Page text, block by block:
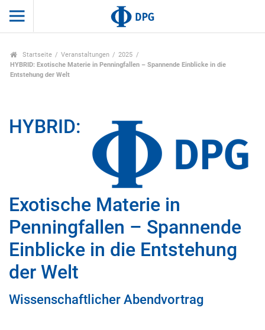
Startseite Veranstaltungen
2025
HYBRID: Exotische Materie in Penningfallen – Spannende Einblicke in die
Entstehung der Welt
HYBRID:
Exotische Materie in
Penningfallen – Spannende
Einblicke in die Entstehung
der Welt
Wissenschaftlicher Abendvortrag